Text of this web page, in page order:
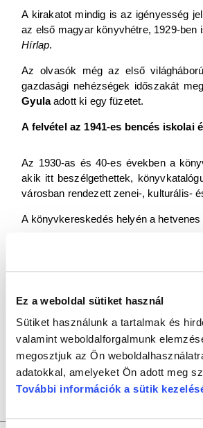
Ez a weboldal sütiket használ
Sütiket használunk a tartalmak és
valamint weboldalforgalmunk
megosztjuk az Ön
adatokkal, amelyeket Ön adott meg
További információk a sütik
A kirakatot mindig is az igényesség
az első magyar könyvhétre, 1929-ben
Hírlap.
Az olvasók még az első
gazdasági nehézségek időszakát
Gyulaadott ki egy füzetet.
A felvétel az 1941-es bencés iskolai
Az 1930-as és 40-es években a
akik itt beszélgethettek,
városban rendezett zenei-, kulturális-
A könyvkereskedés helyén a
A képek a Dr. Kovács Pál Könyvtár
Forrás: Ifj.Wolf Gyula: Egy győri
A Várostörténeti puzzle sorozatának
- 1. rész:A Radó-szigeti Kioszk
- 2. rész: A győri repülőtér